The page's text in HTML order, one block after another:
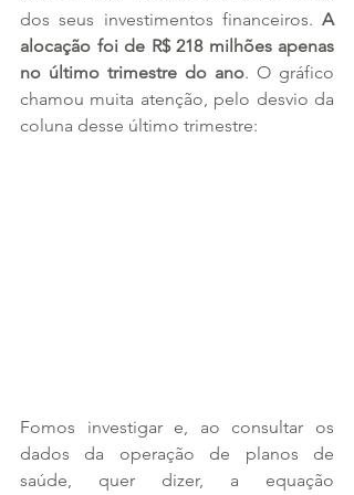
dos seus investimentos financeiros. A
alocação foi de R$ 218 milhões apenas
no último trimestre do ano. O gráfico
chamou muita atenção, pelo desvio da
coluna desse último trimestre:
Fomos investigar e, ao consultar os
dados da operação de planos de